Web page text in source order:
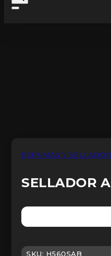
ESPUMAS Y
SELLADOR
SKU: H560SAB